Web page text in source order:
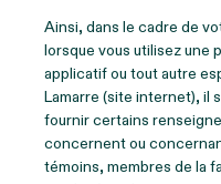
Ainsi, dans le cadre de
lorsque vous utilisez une
applicatif ou tout autre
Lamarre (site internet), il
fournir certains
concernent ou
témoins, membres de la